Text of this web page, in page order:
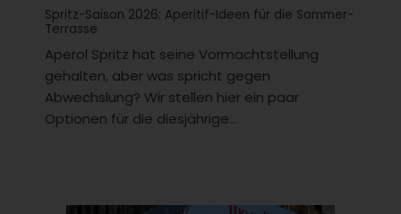
Spritz-Saison 2026: Aperitif-Ideen für die Sommer-
Terrasse
Aperol Spritz hat seine Vormachtstellung
gehalten, aber was spricht gegen
Abwechslung? Wir stellen hier ein paar
Optionen für die diesjährige...